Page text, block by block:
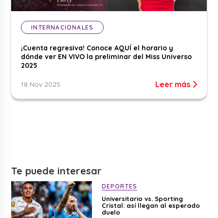
INTERNACIONALES
¡Cuenta regresiva! Conoce AQUÍ el horario y
dónde ver EN VIVO la preliminar del Miss Universo
2025
18 Nov 2025 Leer más
Te puede interesar
DEPORTES
Universitario vs. Sporting
Cristal: así llegan al esperado
duelo